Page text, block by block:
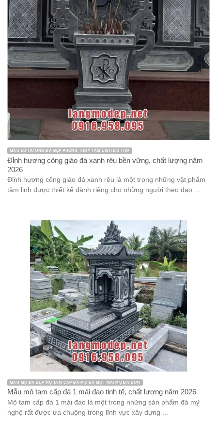
MẪU LƯ HƯƠNG ĐÁ ĐẸP PHONG THỦY TÂM LINH ĐỒ THỜ
Đỉnh hương công giáo đá xanh rêu bền vững, chất lượng năm
2026
Đỉnh hương công giáo đá xanh rêu là một trong những vật phẩm
tâm linh được thiết kế dành riêng cho những người theo đạo ...
MẪU MỘ ĐÁ ĐẸP MỘ TAM CẤP ĐÁ MỘ ĐÁ MỘT MÁI MỘ ĐÁ ĐƠN
Mẫu mộ tam cấp đá 1 mái đao tinh tế, chất lượng năm 2026
Mộ tam cấp đá 1 mái đao là một trong những sản phẩm đá mỹ
nghệ rất được ưa chuộng trong lĩnh vực xây dựng ...